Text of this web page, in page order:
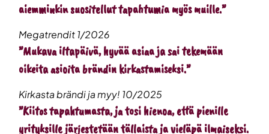
aiemminkin suositellut tapahtumia myös muille.”
Megatrendit 1/2026
”Mukava iltapäivä, hyvää asiaa ja sai tekemään
oikeita asioita brändin kirkastamiseksi.”
Kirkasta brändi ja myy! 10/2025
”Kiitos tapahtumasta, ja tosi hienoa, että pienille
yrityksille järjestetään tällaista ja vieläpä ilmaiseksi.